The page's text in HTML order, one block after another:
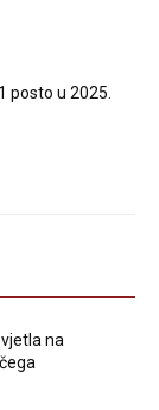
posto u 2025.
na